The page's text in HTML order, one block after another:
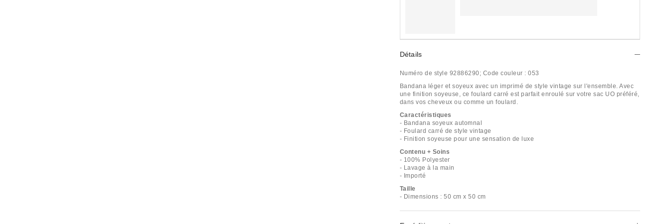
Détails
Numéro de style 92886290; Code couleur : 053
Bandana léger et soyeux avec un imprimé de style vintage sur l'ensemble. Avec
une finition soyeuse, ce foulard carré est parfait enroulé sur votre sac UO préféré,
dans vos cheveux ou comme un foulard.
Caractéristiques
- Bandana soyeux automnal
- Foulard carré de style vintage
- Finition soyeuse pour une sensation de luxe
Contenu + Soins
- 100% Polyester
- Lavage à la main
- Importé
Taille
- Dimensions : 50 cm x 50 cm